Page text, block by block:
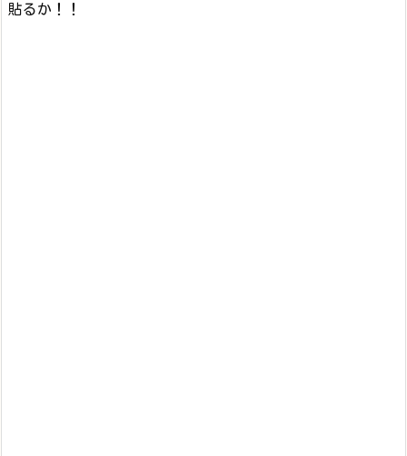
貼るか！！